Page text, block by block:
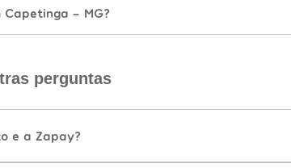
- MG?
perguntas
e a Zapay?